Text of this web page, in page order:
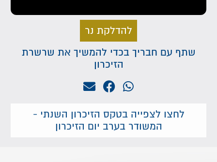
להדלקת נר
שתף עם חבריך בכדי להמשיך את שרשרת
הזיכרון
לחצו לצפייה בטקס הזיכרון השנתי -
המשודר בערב יום הזיכרון